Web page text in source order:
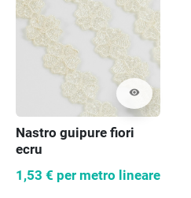
visibility
Nastro guipure fiori
ecru
1,53 € per metro lineare